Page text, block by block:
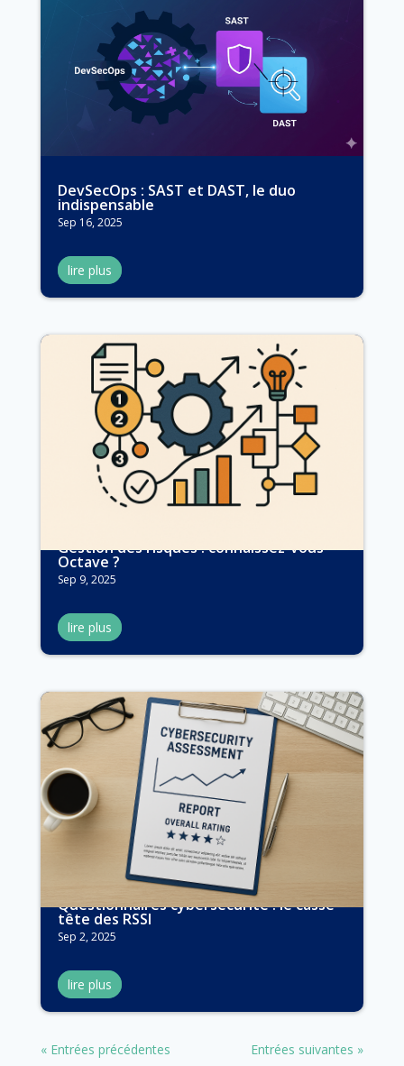
DevSecOps : SAST et DAST, le duo
indispensable
Sep 16, 2025
lire plus
Gestion des risques : connaissez-vous
Octave ?
Sep 9, 2025
lire plus
Questionnaires cybersécurité : le casse
tête des RSSI
Sep 2, 2025
lire plus
« Entrées précédentes Entrées suivantes »